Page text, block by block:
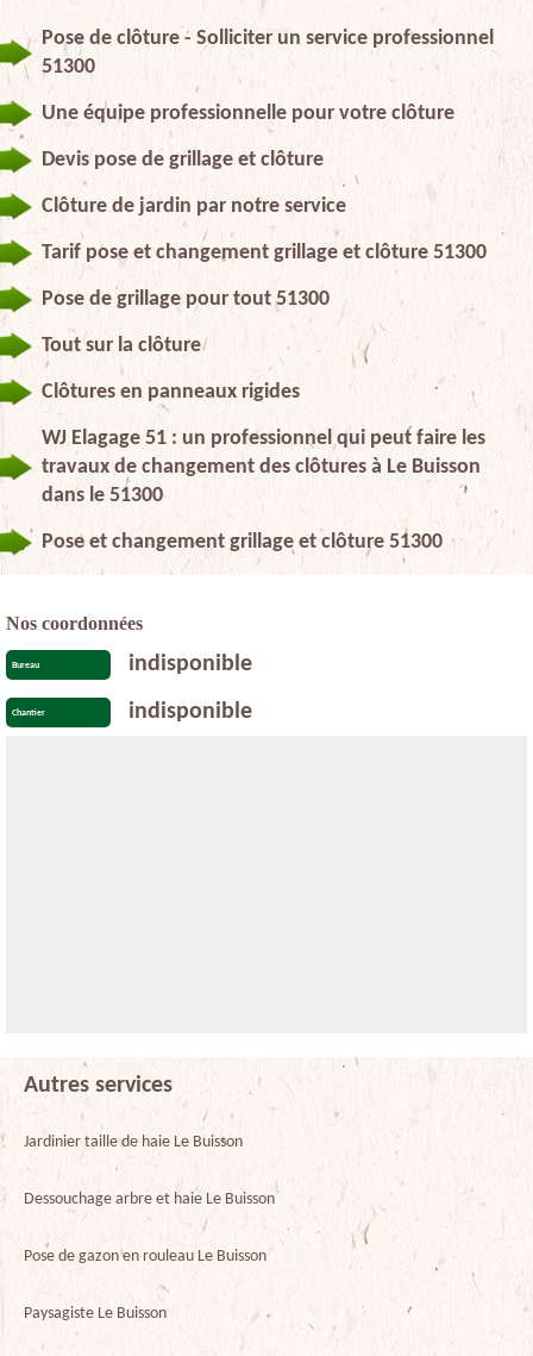
Pose de clôture - Solliciter un service professionnel
51300
Une équipe professionnelle pour votre clôture
Devis pose de grillage et clôture
Clôture de jardin par notre service
Tarif pose et changement grillage et clôture 51300
Pose de grillage pour tout 51300
Tout sur la clôture
Clôtures en panneaux rigides
WJ Elagage 51 : un professionnel qui peut faire les
travaux de changement des clôtures à Le Buisson
dans le 51300
Pose et changement grillage et clôture 51300
Nos coordonnées
Bureau indisponible
Chantier indisponible
Autres services
Jardinier taille de haie Le Buisson
Dessouchage arbre et haie Le Buisson
Pose de gazon en rouleau Le Buisson
Paysagiste Le Buisson